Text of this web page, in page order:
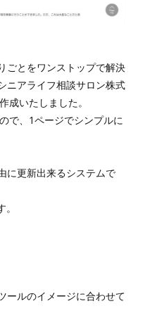
ごとをワンストップで解決
ニアライフ相談サロン株式
成いたしました。
で、1ページでシンプルに
に更新出来るシステムで
ールのイメージに合わせて